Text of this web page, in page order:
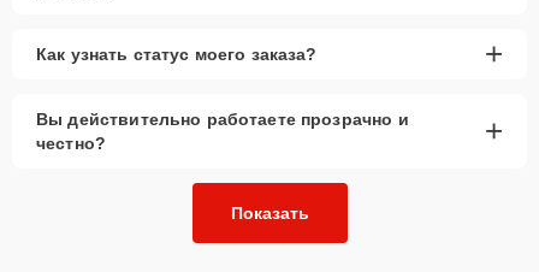
Как узнать статус моего заказа? +
Вы действительно работаете прозрачно и
честно?
+
Показать